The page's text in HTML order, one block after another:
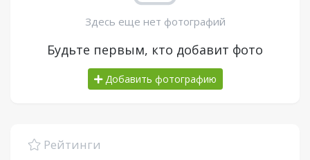
Здесь еще нет фотографий
Будьте первым, кто добавит фото
Добавить фотографию
Рейтинги